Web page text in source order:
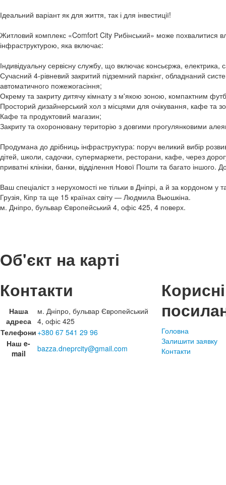
Ідеальний варіант як для життя, так і для інвестиції!
Житловий комплекс «Comfort City Рибінський» може похвалитися
інфраструктурою, яка включає:
Індивідуальну сервісну службу, що включає консьєржа, електрика,
Сучасний 4-рівневий закритий підземний паркінг, обладнаний
автоматичного пожежогасіння;
Окрему та закриту дитячу кімнату з м'якою зоною, компактним
Просторий дизайнерський хол з місцями для очікування, кафе та
Кафе та продуктовий магазин;
Закриту та охоронювану територію з довгими прогулянковими
Продумана до дрібниць інфраструктура: поруч великий вибір
дітей, школи, садочки, супермаркети, ресторани, кафе, через
приватні клініки, банки, відділення Нової Пошти та багато
Ваш спеціаліст з нерухомості не тільки в Дніпрі, а й за кордоном у
Грузія, Кіпр та ще 15 країнах світу — Людмила Вьюшкіна.
м. Дніпро, бульвар Європейський 4, офіс 425, 4 поверх.
Об'єкт на карті
Контакти
Наша
адреса
м. Дніпро, бульвар Європейський
4, офіс 425
Телефони +380 67 541 29 96
Наш e-
mail
bazza.dneprcity@gmail.com
Корисні
Головна
Залишити заявку
Контакти